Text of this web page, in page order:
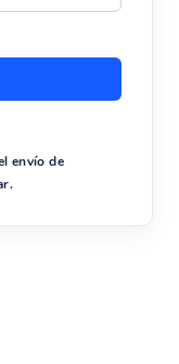
envío de